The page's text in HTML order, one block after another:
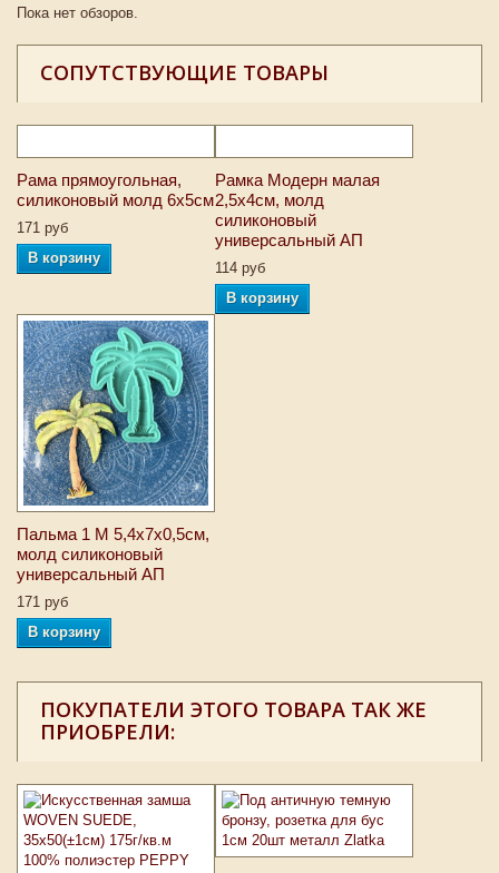
Пока нет обзоров.
СОПУТСТВУЮЩИЕ ТОВАРЫ
Рама прямоугольная,
силиконовый молд 6х5см
171 руб
В корзину
Рамка Модерн малая
2,5х4см, молд
силиконовый
универсальный АП
114 руб
В корзину
Пальма 1 M 5,4х7х0,5см,
молд силиконовый
универсальный АП
171 руб
В корзину
ПОКУПАТЕЛИ ЭТОГО ТОВАРА ТАК ЖЕ
ПРИОБРЕЛИ: